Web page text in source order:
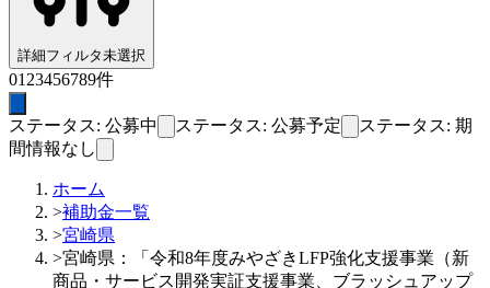
詳細フィルタ未選択
01 23456789件
ステータス: 公募中 ステータス: 公募予定
ステータス: 期
間情報なし
ホーム
>補助金一覧
>宮崎県
>宮崎県：「令和8年度みやざきLFP強化支援事業（新
商品・サービス開発実証支援事業、ブラッシュアップ